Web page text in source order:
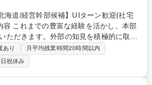
ただきます。外部の知見を積極的に取り
ていくための増員募集となります。 ・
ト、リスクマネジメント、統計分析 ・各
承継など個別の顧客課題の解決 ・営業
業推進全般に関わる業務全般 ・事業に必
あり
月平均残業時間20時間以内
祝休み